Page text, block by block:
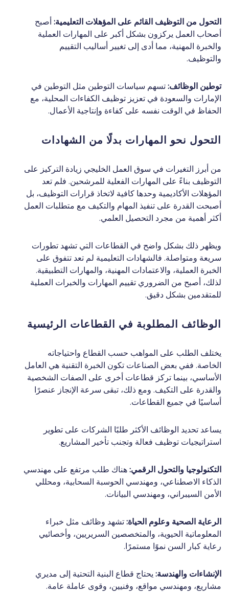
التحول من التوظيف القائم على المؤهلات التعليمية: أصبح
أصحاب العمل يركزون بشكل أكبر على المهارات العملية
والخبرة المهنية، مما أدى إلى تغيير أساليب التقييم
والتوظيف.
توطين الوظائف:تسهم سياسات التوطين مثل التوطين في
الإمارات والسعودة في تعزيز توظيف الكفاءات المحلية، مع
الحفاظ في الوقت نفسه على كفاءة وإنتاجية الأعمال.
التحول نحو المهارات بدلًا من الشهادات
من أبرز التغيرات في سوق العمل الخليجي زيادة التركيز على
التوظيف بناءً على المهارات الفعلية للمرشحين. فلم تعد
المؤهلات الأكاديمية وحدها كافية لاتخاذ قرارات التوظيف، بل
أصبحت القدرة على تنفيذ المهام والتكيف مع متطلبات العمل
أكثر أهمية من مجرد التحصيل العلمي.
ويظهر ذلك بشكل واضح في القطاعات التي تشهد تطورات
سريعة ومتواصلة. فالشهادات التعليمية لم تعد تتفوق على
الخبرة العملية، والاعتمادات المهنية، والمهارات التطبيقية.
لذلك، أصبح من الضروري تقييم المهارات والخبرات العملية
للمتقدمين بشكل دقيق.
الوظائف المطلوبة في القطاعات الرئيسية
يختلف الطلب على المواهب حسب القطاع واحتياجاته
الخاصة. ففي بعض الصناعات تكون الخبرة التقنية هي العامل
الأساسي، بينما تركز قطاعات أخرى على الصفات الشخصية
والقدرة على التكيف. ومع ذلك، تبقى سرعة الإنجاز عنصرًا
أساسيًا في جميع القطاعات.
يساعد تحديد الوظائف الأكثر طلبًا الشركات على تطوير
استراتيجيات توظيف فعالة وتجنب تأخير المشاريع.
التكنولوجيا والتحول الرقمي:هناك طلب مرتفع على مهندسي
الذكاء الاصطناعي، ومهندسي الحوسبة السحابية، ومحللي
الأمن السيبراني، ومهندسي البيانات.
الرعاية الصحية وعلوم الحياة:تشهد وظائف مثل خبراء
المعلوماتية الحيوية، والمتخصصين السريريين، وأخصائيي
رعاية كبار السن نموًا مستمرًا.
الإنشاءات والهندسة: يحتاج قطاع البنية التحتية إلى مديري
مشاريع، ومهندسي مواقع، وفنيين، وقوى عاملة عامة.